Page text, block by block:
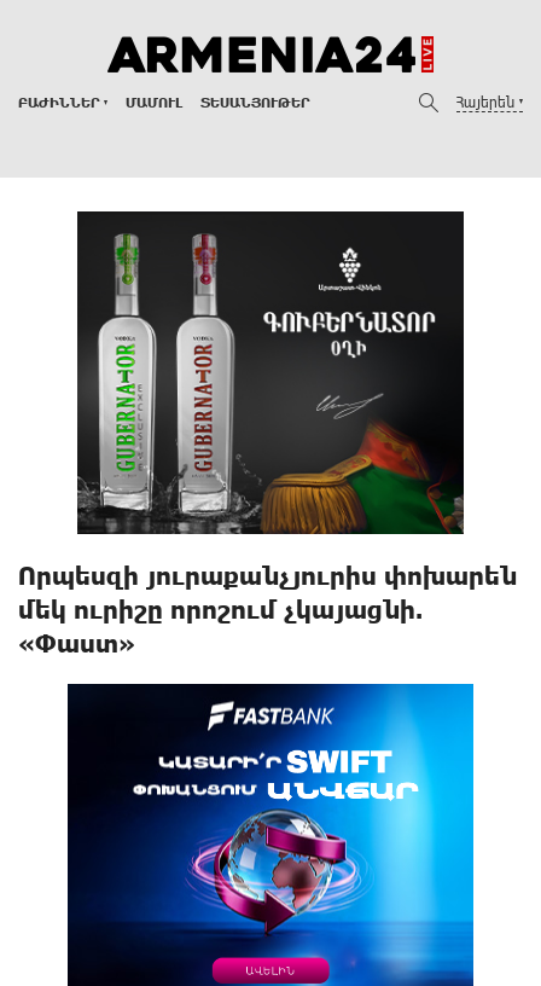
ԲԱԺԻՆՆԵՐ ՄԱՄՈՒԼ ՏԵՍԱՆՅՈՒԹԵՐ Հայերեն
Որպեսզի յուրաքանչյուրիս փոխարեն
մեկ ուրիշը որոշում չկայացնի.
«Փաստ»